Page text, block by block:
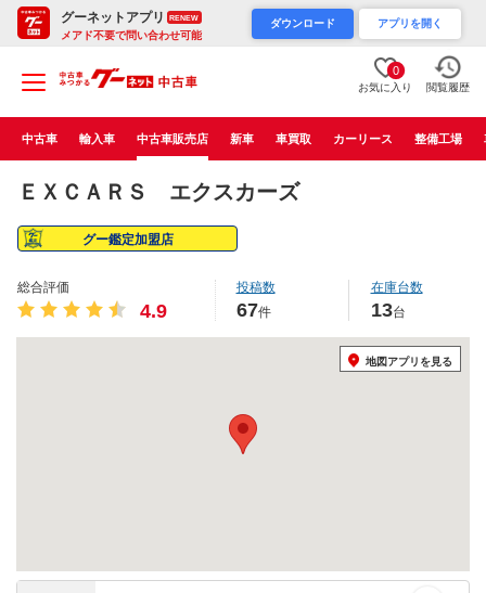
グーネットアプリ RENEW
メアド不要で問い合わせ可能
ダウンロード アプリを開く
0
お気に入り 閲覧履歴
中古車 輸入車 中古車販売店 新車 車買取 カーリース 整備工場
ＥＸＣＡＲＳ エクスカーズ
グー鑑定加盟店
総合評価
4.9
投稿数
67件
在庫台数
13台
地図アプリを見る